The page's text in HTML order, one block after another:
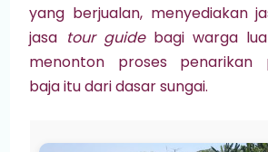
yang berjualan, menyediakan
jasa tour guidebagi warga
menonton proses penarikan
baja itu dari dasar sungai.